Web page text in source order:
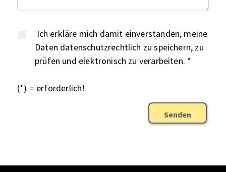
Ich erkläre mich damit einverstanden, meine
Daten datenschutzrechtlich zu speichern, zu
prüfen und elektronisch zu verarbeiten. *
(*) = erforderlich!
Senden